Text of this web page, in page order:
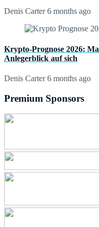
Denis Carter6 months ago
Krypto-Prognose 2026:
Anlegerblick auf sich
Denis Carter6 months ago
Premium Sponsors